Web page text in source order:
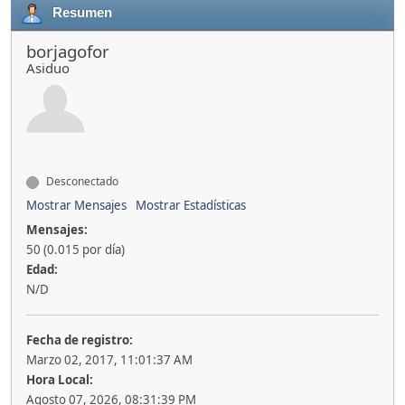
Resumen
borjagofor
Asiduo
Desconectado
Mostrar Mensajes
Mostrar Estadísticas
Mensajes:
50 (0.015 por día)
Edad:
N/D
Fecha de registro:
Marzo 02, 2017, 11:01:37 AM
Hora Local:
Agosto 07, 2026, 08:31:39 PM